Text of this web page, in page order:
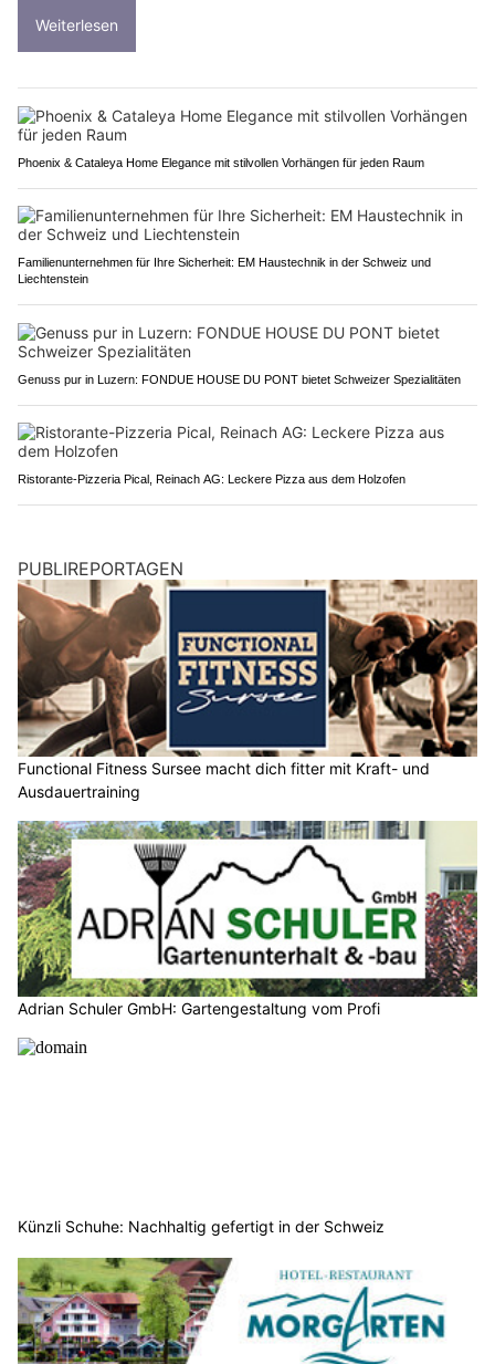
Weiterlesen
Phoenix & Cataleya Home Elegance mit stilvollen Vorhängen für jeden Raum
Familienunternehmen für Ihre Sicherheit: EM Haustechnik in der Schweiz und
Liechtenstein
Genuss pur in Luzern: FONDUE HOUSE DU PONT bietet Schweizer Spezialitäten
Ristorante-Pizzeria Pical, Reinach AG: Leckere Pizza aus dem Holzofen
PUBLIREPORTAGEN
Functional Fitness Sursee macht dich fitter mit Kraft- und
Ausdauertraining
Adrian Schuler GmbH: Gartengestaltung vom Profi
Künzli Schuhe: Nachhaltig gefertigt in der Schweiz